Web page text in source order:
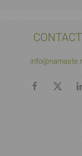
CONTACT